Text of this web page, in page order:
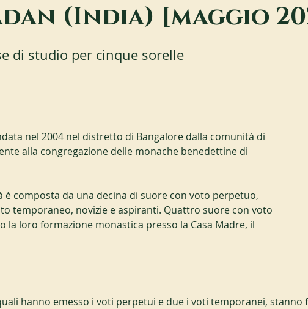
(India) [maggio
di studio per cinque sorelle
nel 2004 nel distretto di Bangalore dalla comunità di
alla congregazione delle monache benedettine di
composta da una decina di suore con voto perpetuo,
temporaneo, novizie e aspiranti. Quattro suore con voto
la loro formazione monastica presso la Casa Madre, il
hanno emesso i voti perpetui e due i voti temporanei,